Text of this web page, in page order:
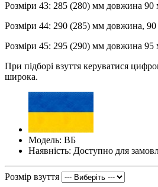
Розміри 43: 285 (280) мм довжина
Розміри 44: 290 (285) мм довжина,
Розміри 45: 295 (290) мм довжина
При підборі взуття керуватися
широка.
Модель: ВБ
Наявність: Доступно для
Розмір взуття